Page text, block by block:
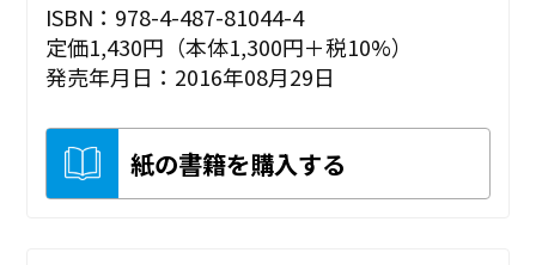
ISBN：978-4-487-81044-4
定価1,430円（本体1,300円＋税10%）
発売年月日：2016年08月29日
紙の書籍を購入する